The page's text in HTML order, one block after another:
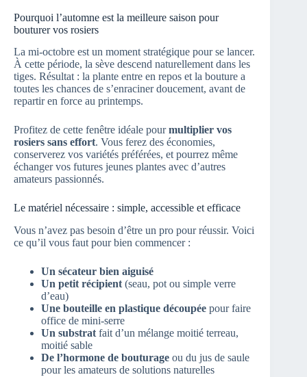
Pourquoi l’automne est la meilleure saison pour
bouturer vos rosiers
La mi-octobre est un moment stratégique pour se lancer.
À cette période, la sève descend naturellement dans les
tiges. Résultat : la plante entre en repos et la bouture a
toutes les chances de s’enraciner doucement, avant de
repartir en force au printemps.
Profitez de cette fenêtre idéale pourmultiplier vos
rosiers sans effort. Vous ferez des économies,
conserverez vos variétés préférées, et pourrez même
échanger vos futures jeunes plantes avec d’autres
amateurs passionnés.
Le matériel nécessaire : simple, accessible et efficace
Vous n’avez pas besoin d’être un pro pour réussir. Voici
ce qu’il vous faut pour bien commencer :
Un sécateur bien aiguisé
Un petit récipient (seau, pot ou simple verre
d’eau)
Une bouteille en plastique découpée pour faire
office de mini-serre
Un substrat fait d’un mélange moitié terreau,
moitié sable
De l’hormone de bouturage ou du jus de saule
pour les amateurs de solutions naturelles